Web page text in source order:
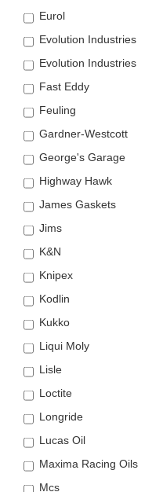
Eurol
Evolution Industries
Evolution Industries
Fast Eddy
Feuling
Gardner-Westcott
George's Garage
Highway Hawk
James Gaskets
Jims
K&N
Knipex
Kodlin
Kukko
Liqui Moly
Lisle
Loctite
Longride
Lucas Oil
Maxima Racing Oils
Mcs